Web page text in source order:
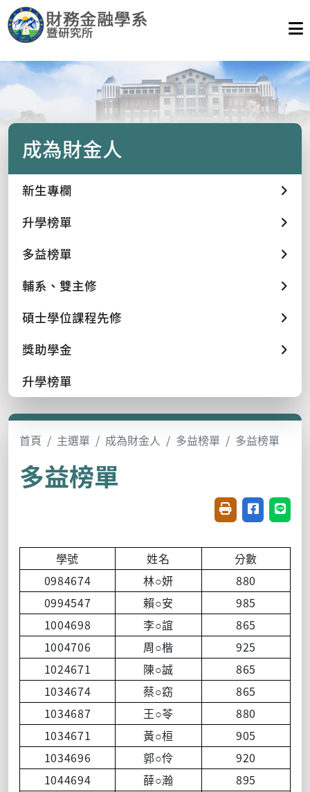
成為財金人
新生專欄
升學榜單
多益榜單
輔系、雙主修
碩士學位課程先修
獎助學金
升學榜單
首頁 主選單 成為財金人 多益榜單 多益榜單
多益榜單
友善列印(開新視
分享至臉書
分享
學號 姓名 分數
0984674 林○妍
880
0994547
賴○安
985
1004698
李○誼
865
1004706
周 ○楷
925
1024671
陳○誠
865
1034674
蔡○窈
865
1034687
王 ○苓
880
1034671
黃○桓
905
1034696
郭○伶
920
1044694
薛○瀚
895